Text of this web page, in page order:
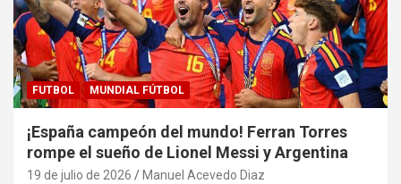
FUTBOL MUNDIAL FÚTBOL
¡España campeón del mundo! Ferran Torres
rompe el sueño de Lionel Messi y Argentina
19 de julio de 2026 Manuel Acevedo Diaz